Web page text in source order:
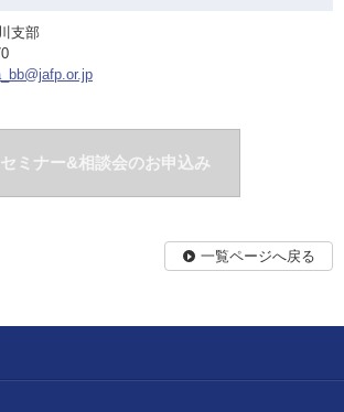
支部
セミナー&相談会のお申込み
一覧ページへ戻る